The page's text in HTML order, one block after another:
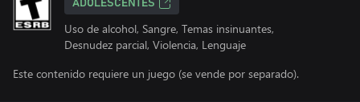
ADOLESCENTES
Uso de alcohol, Sangre, Temas insinuantes,
Desnudez parcial, Violencia, Lenguaje
Este contenido requiere un juego (se vende por separado).